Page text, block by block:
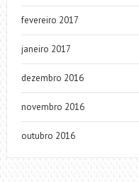
fevereiro 2017
janeiro 2017
dezembro 2016
novembro 2016
outubro 2016